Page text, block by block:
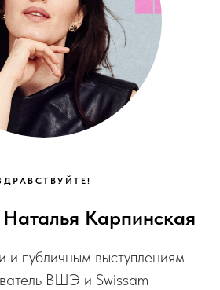
Карпинская
и публичным выступлениям
ВШЭ и Swissam